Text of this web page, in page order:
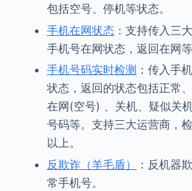
包括空号、停机等状态。
手机在网状态：支持传入三
手机号在网状态，返回在网等
手机号码实时检测 ：传入手
状态，返回的状态包括正常
在网(空号) 、关机、疑似关
号码等。支持三大运营商，
以上。
反欺诈（羊毛盾）
：反机器
常手机号。